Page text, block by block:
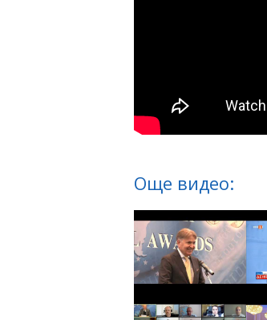
Още видео: